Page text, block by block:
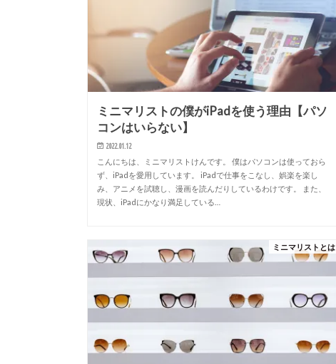
ミニマリストの僕がiPadを使う理由【パソ
コンはいらない】
2022.01.12
こんにちは、ミニマリストけんです。 僕はパソコンは使っておら
ず、iPadを愛用しています。 iPadで仕事をこなし、娯楽を楽し
み、アニメを試聴し、漫画を読んだりしているわけです。 また、
現状、iPadにかなり満足している…
ミニマリストとは